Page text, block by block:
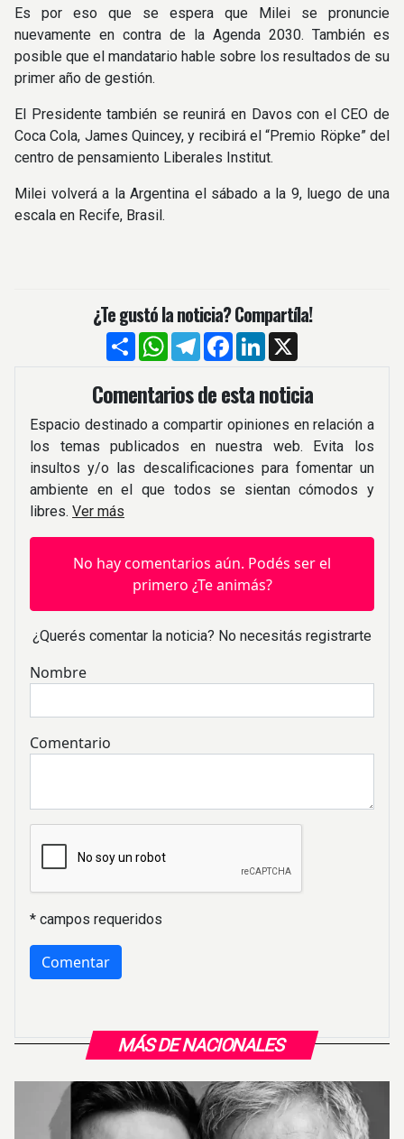
MÁS DE NACIONALES
Es por eso que se espera que Milei se pronuncie
nuevamente en contra de la Agenda 2030. También es
posible que el mandatario hable sobre los resultados de su
primer año de gestión.
El Presidente también se reunirá en Davos con el CEO de
Coca Cola, James Quincey, y recibirá el “Premio Röpke” del
centro de pensamiento Liberales Institut.
Milei volverá a la Argentina el sábado a la 9, luego de una
escala en Recife, Brasil.
¿Te gustó la noticia? Compartíla!
CompartirWhatsApp
TelegramFacebook
LinkedIn
Comentarios de esta noticia
Espacio destinado a compartir opiniones en relación a
los temas publicados en nuestra web. Evita los
insultos y/o las descalificaciones para fomentar un
ambiente en el que todos se sientan cómodos y
libres. Ver más
No hay comentarios aún. Podés ser el
primero ¿Te animás?
¿Querés comentar la noticia? No necesitás registrarte
Nombre
Comentario
* campos requeridos